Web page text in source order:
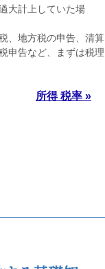
大計上していた場
、地方税の申告、清算
申告など、まずは税理
所得 税率 »